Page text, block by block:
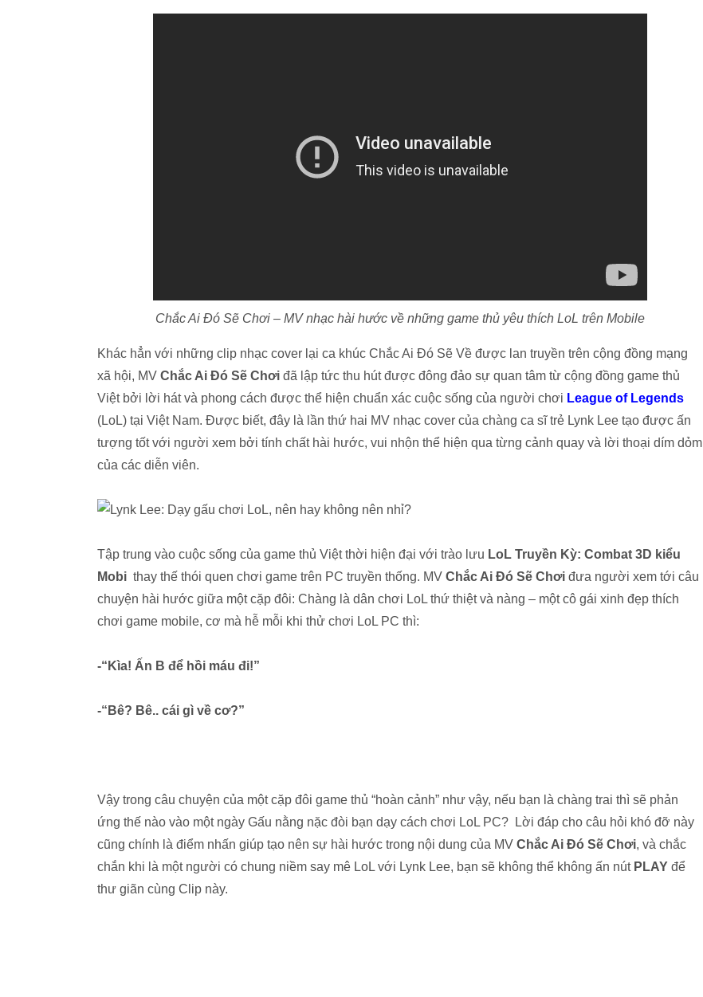
Chắc Ai Đó Sẽ Chơi – MV nhạc hài hước về những game thủ yêu thích LoL trên Mobile
Khác hẳn với những clip nhạc cover lại ca khúc Chắc Ai Đó Sẽ Về được lan truyền trên cộng đồng mạng
xã hội, MV Chắc Ai Đó Sẽ Chơi đã lập tức thu hút được đông đảo sự quan tâm từ cộng đồng game thủ
Việt bởi lời hát và phong cách được thể hiện chuẩn xác cuộc sống của người chơi League of Legends
(LoL) tại Việt Nam. Được biết, đây là lần thứ hai MV nhạc cover của chàng ca sĩ trẻ Lynk Lee tạo được ấn
tượng tốt với người xem bởi tính chất hài hước, vui nhộn thể hiện qua từng cảnh quay và lời thoại dím dỏm
của các diễn viên.
Tập trung vào cuộc sống của game thủ Việt thời hiện đại với trào lưu LoL Truyền Kỳ: Combat 3D kiểu
Mobi thay thế thói quen chơi game trên PC truyền thống. MV Chắc Ai Đó Sẽ Chơi đưa người xem tới câu
chuyện hài hước giữa một cặp đôi: Chàng là dân chơi LoL thứ thiệt và nàng – một cô gái xinh đẹp thích
chơi game mobile, cơ mà hễ mỗi khi thử chơi LoL PC thì:
-“Kìa! Ấn B để hồi máu đi!”
-“Bê? Bê.. cái gì về cơ?”
Vậy trong câu chuyện của một cặp đôi game thủ “hoàn cảnh” như vậy, nếu bạn là chàng trai thì sẽ phản
ứng thế nào vào một ngày Gấu nằng nặc đòi bạn dạy cách chơi LoL PC? Lời đáp cho câu hỏi khó đỡ này
cũng chính là điểm nhấn giúp tạo nên sự hài hước trong nội dung của MV Chắc Ai Đó Sẽ Chơi, và chắc
chắn khi là một người có chung niềm say mê LoL với Lynk Lee, bạn sẽ không thể không ấn nút PLAY để
thư giãn cùng Clip này.